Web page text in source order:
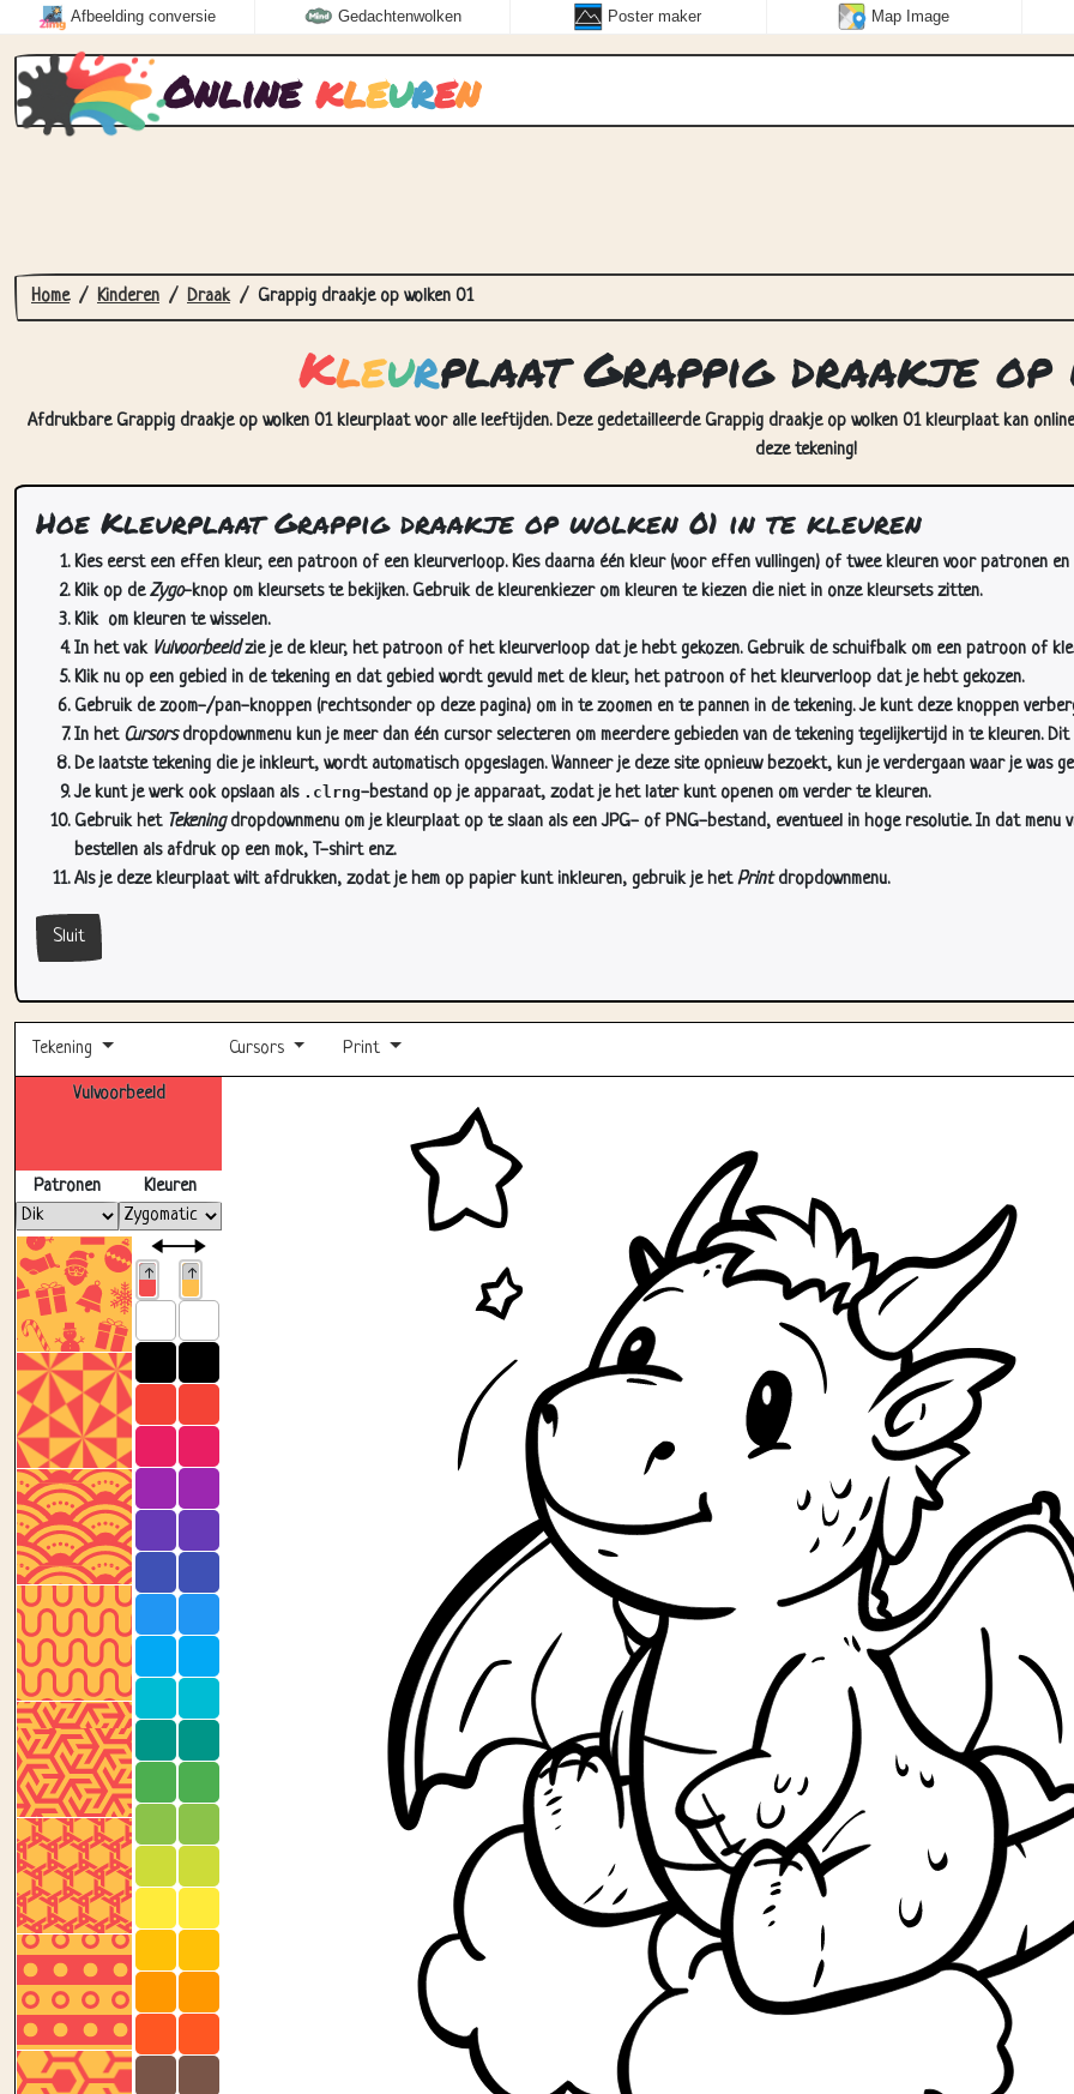
Afbeelding conversie Gedachtenwolken Poster maker Map Image
Online kleuren
Home Kinderen Draak Grappig draakje op wolken 01
Kleurplaat Grappig draakje op
Afdrukbare Grappig draakje op wolken 01 kleurplaat voor alle leeftijden. Deze gedetailleerde Grappig draakje op wolken 01 kleurplaat kan
deze tekening!
Hoe Kleurplaat Grappig draakje op wolken 01 in te kleuren
Kies eerst een effen kleur, een patroon of een kleurverloop. Kies daarna één kleur (voor effen vullingen) of twee kleuren voor patronen en
Klik op deZygo-knop om kleursets te bekijken. Gebruik de kleurenkiezer om kleuren te kiezen die niet in onze kleursets zitten.
Klik om kleuren te wisselen.
In het vak Vulvoorbeeldzie je de kleur, het patroon of het kleurverloop dat je hebt gekozen. Gebruik de schuifbalk om een patroon of
Klik nu op een gebied in de tekening en dat gebied wordt gevuld met de kleur, het patroon of het kleurverloop dat je hebt gekozen.
Gebruik de zoom-/pan-knoppen (rechtsonder op deze pagina) om in te zoomen en te pannen in de tekening. Je kunt deze knoppen
In het Cursorsdropdownmenu kun je meer dan één cursor selecteren om meerdere gebieden van de tekening tegelijkertijd in te kleuren. Dit
De laatste tekening die je inkleurt, wordt automatisch opgeslagen. Wanneer je deze site opnieuw bezoekt, kun je verdergaan waar je was
Je kunt je werk ook opslaan als .clrng-bestand op je apparaat, zodat je het later kunt openen om verder te kleuren.
Gebruik het Tekeningdropdownmenu om je kleurplaat op te slaan als een JPG- of PNG-bestand, eventueel in hoge resolutie. In dat
bestellen als afdruk op een mok, T-shirt enz.
Als je deze kleurplaat wilt afdrukken, zodat je hem op papier kunt inkleuren, gebruik je hetPrintdropdownmenu.
Sluit
Tekening Cursors Print
Vulvoorbeeld
Patronen Kleuren